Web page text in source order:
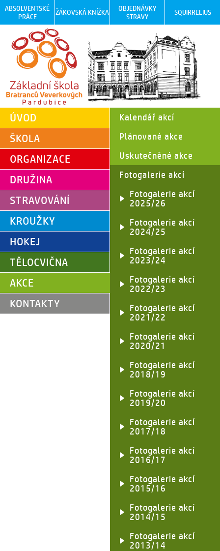
ABSOLVENTSKÉ
PRÁCE
ŽÁKOVSKÁ KNÍŽKA
OBJEDNÁVKY
STRAVY
SQUIRRELIUS
ÚVOD
ŠKOLA
ORGANIZACE
DRUŽINA
STRAVOVÁNÍ
KROUŽKY
HOKEJ
TĚLOCVIČNA
AKCE
KONTAKTY
Kalendář akcí
Plánované akce
Uskutečněné akce
Fotogalerie akcí
Fotogalerie akcí
2025/26
Fotogalerie akcí
2024/25
Fotogalerie akcí
2023/24
Fotogalerie akcí
2022/23
Fotogalerie akcí
2021/22
Fotogalerie akcí
2020/21
Fotogalerie akcí
2018/19
Fotogalerie akcí
2019/20
Fotogalerie akcí
2017/18
Fotogalerie akcí
2016/17
Fotogalerie akcí
2015/16
Fotogalerie akcí
2014/15
Fotogalerie akcí
2013/14